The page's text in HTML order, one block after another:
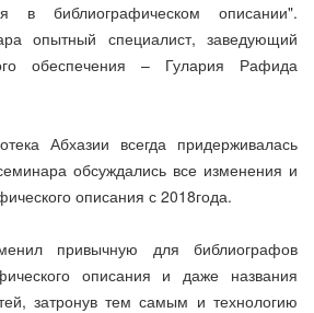
в библиографическом описании".
опытный специалист, заведующий
обеспечения – Гулария Рафида
Абхазии всегда придерживалась
обсуждались все изменения и
описания с 2018года.
привычную для библиографов
описания и даже названия
затронув тем самым и технологию